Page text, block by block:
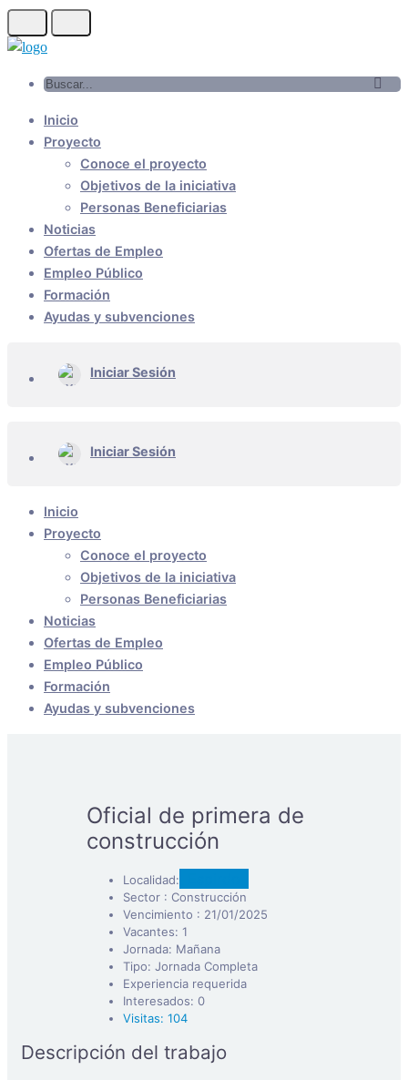
Inicio
Proyecto
Conoce el proyecto
Objetivos de la iniciativa
Personas Beneficiarias
Noticias
Ofertas de Empleo
Empleo Público
Formación
Ayudas y subvenciones
Iniciar Sesión
Iniciar Sesión
Inicio
Proyecto
Conoce el proyecto
Objetivos de la iniciativa
Personas Beneficiarias
Noticias
Ofertas de Empleo
Empleo Público
Formación
Ayudas y subvenciones
Oficial de primera de
construcción
Localidad:
Sector : Construcción
Vencimiento : 21/01/2025
Vacantes: 1
Jornada: Mañana
Tipo: Jornada Completa
Experiencia requerida
Interesados: 0
Visitas: 104
Descripción del trabajo